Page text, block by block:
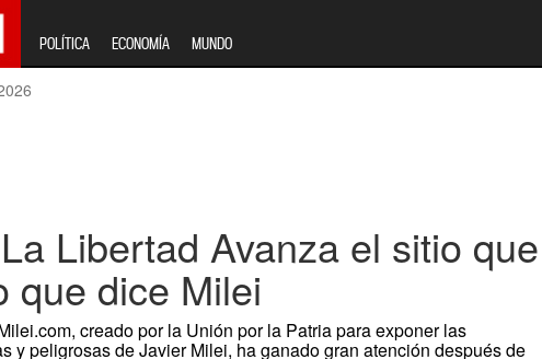
POLÍTICA ECONOMÍA MUNDO
Libertad Avanza el sitio que
que dice Milei
creado por la Unión por la Patria para exponer las
y peligrosas de Javier Milei, ha ganado gran atención después de